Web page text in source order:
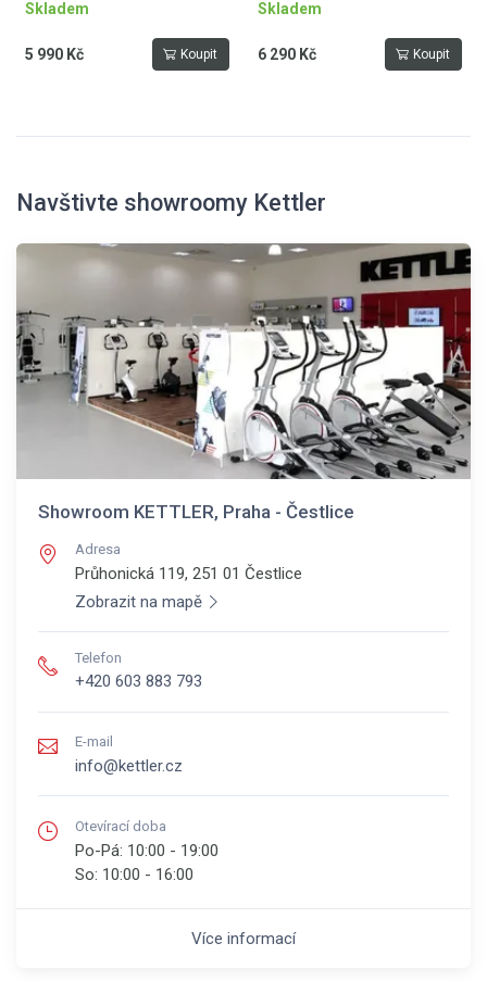
Skladem
5 990 Kč Koupit
Skladem
6 290 Kč Koupit
Navštivte showroomy Kettler
Showroom KETTLER, Praha - Čestlice
Adresa
Průhonická 119, 251 01 Čestlice
Zobrazit na mapě
Telefon
+420 603 883 793
E-mail
info@kettler.cz
Otevírací doba
Po-Pá: 10:00 - 19:00
So: 10:00 - 16:00
Více informací